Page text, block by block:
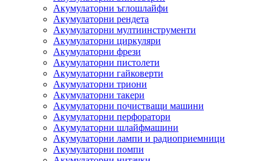
Акумулаторни ъглошлайфи
Акумулаторни рендета
Акумулаторни мултиинструменти
Акумулаторни циркуляри
Акумулаторни фрези
Акумулаторни пистолети
Акумулаторни гайковерти
Акумулаторни триони
Акумулаторни такери
Акумулаторни почистващи машини
Акумулаторни перфоратори
Акумулаторни шлайфмашини
Акумулаторни лампи и радиоприемници
Акумулаторни помпи